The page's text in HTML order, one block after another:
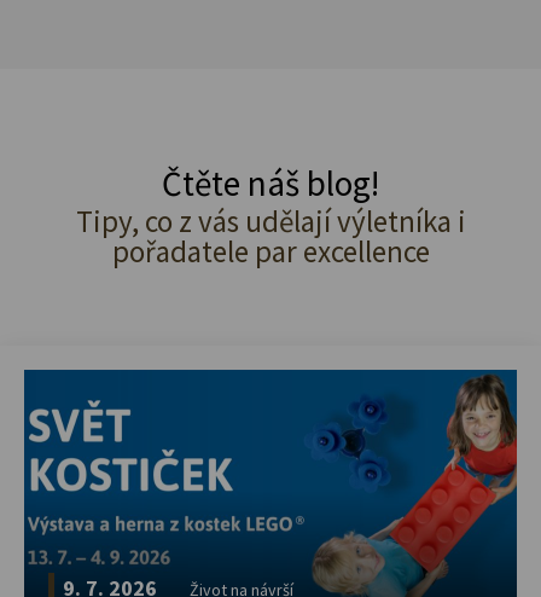
Čtěte náš blog!
Tipy, co z vás udělají výletníka i
pořadatele par excellence
9. 7. 2026 Život na návrší